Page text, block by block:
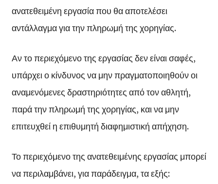
ανατεθειμένη εργασία που θα αποτελέσει
αντάλλαγμα για την πληρωμή της χορηγίας.
Αν το περιεχόμενο της εργασίας δεν είναι σαφές,
υπάρχει ο κίνδυνος να μην πραγματοποιηθούν οι
αναμενόμενες δραστηριότητες από τον αθλητή,
παρά την πληρωμή της χορηγίας, και να μην
επιτευχθεί η επιθυμητή διαφημιστική απήχηση.
Το περιεχόμενο της ανατεθειμένης εργασίας μπορεί
να περιλαμβάνει, για παράδειγμα, τα εξής: